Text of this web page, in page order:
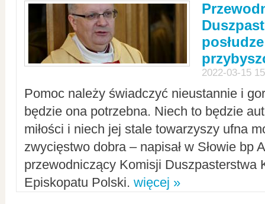
2022-03-15
Pomoc należy świadczyć nieustannie i
będzie ona potrzebna. Niech to będzie
miłości i niech jej stale towarzyszy ufna
zwycięstwo dobra – napisał w Słowie bp
przewodniczący Komisji Duszpasterstwa
Episkopatu Polski. więcej »